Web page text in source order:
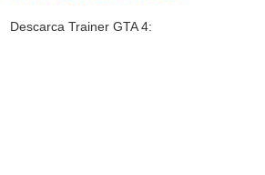
Descarca Trainer GTA 4: